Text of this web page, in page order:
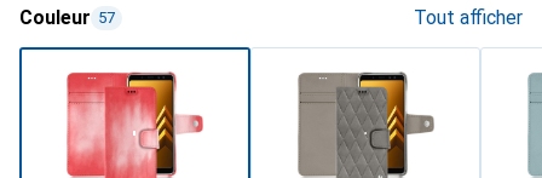
Couleur 57 Tout afficher